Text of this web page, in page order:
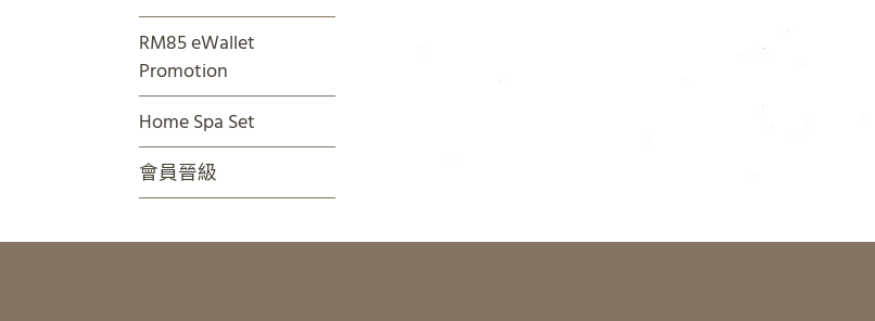
RM85 eWallet
Promotion
Home Spa Set
會員晉級